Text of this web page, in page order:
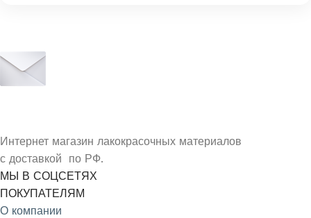
Интернет магазин лакокрасочных материалов
с доставкой по РФ.
МЫ В СОЦСЕТЯХ
ПОКУПАТЕЛЯМ
О компании